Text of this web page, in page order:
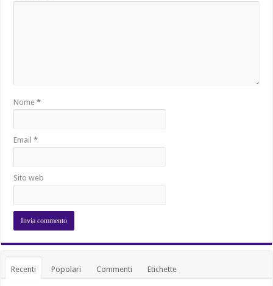
Nome*
Email*
Sito web
Recenti Popolari Commenti Etichette